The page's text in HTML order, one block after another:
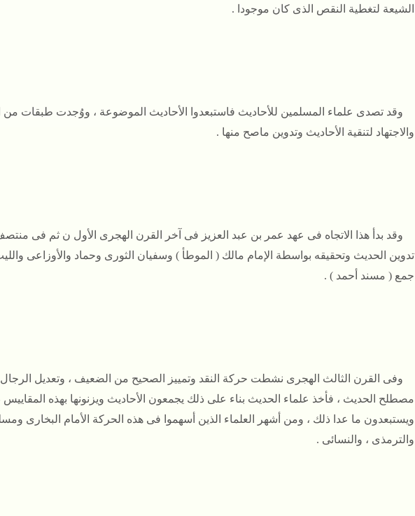
الشيعة لتغطية النقص الذى كان موجودا .
وقد تصدى علماء المسلمين للأحاديث فاستبعدوا الأحاديث الموضوعة ، ووُجدت طبقات من
والاجتهاد لتنقية الأحاديث وتدوين ماصح منها .
وقد بدأ هذا الاتجاه فى عهد عمر بن عبد العزيز فى آخر القرن الهجرى الأول ن ثم فى
تدوين الحديث وتحقيقه بواسطة الإمام مالك ( الموطأ ) وسفيان الثورى وحماد والأوزاعى
جمع ( مسند أحمد ) .
وفى القرن الثالث الهجرى نشطت حركة النقد وتمييز الصحيح من الضعيف ، وتعديل
مصطلح الحديث ، فأخذ علماء الحديث بناء على ذلك يجمعون الأحاديث ويزنونها بهذه المقاييس
ويستبعدون ما عدا ذلك ، ومن أشهر العلماء الذين أسهموا فى هذه الحركة الأمام البخارى
والترمذى ، والنسائى .